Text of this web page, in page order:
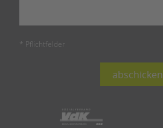
* Pflichtfelder
abschicken